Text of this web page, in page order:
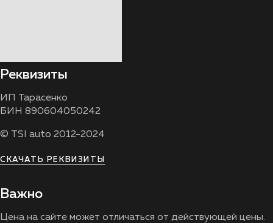
Реквизиты
ИП Тарасенко
БИН 890604050242
© TSI auto 2012-2024
СКАЧАТЬ РЕКВИЗИТЫ
Важно
Цена на сайте может отличаться от действующей цены.